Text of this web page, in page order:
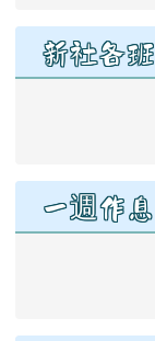
新社各
一週作